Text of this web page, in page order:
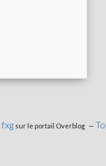
fxgsur le portail Overblog